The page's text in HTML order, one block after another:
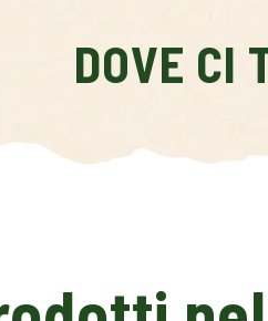
DOVE CI